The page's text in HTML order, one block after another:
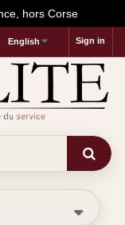
hors Corse
Sign in
English